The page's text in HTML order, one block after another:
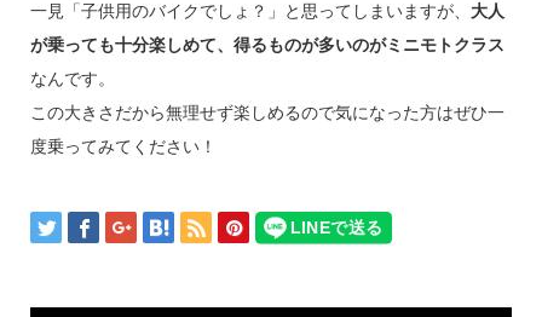
一見「子供用のバイクでしょ？」と思ってしまいますが、 大人
が乗っても十分楽しめて、得るものが多いのがミニモトクラス
なんです。
この大きさだから無理せず楽しめるので気になった方はぜひ一
度乗ってみてください！